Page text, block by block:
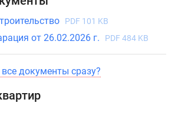
PDF 101 KB
от 26.02.2026 г. PDF 484 KB
документы сразу?